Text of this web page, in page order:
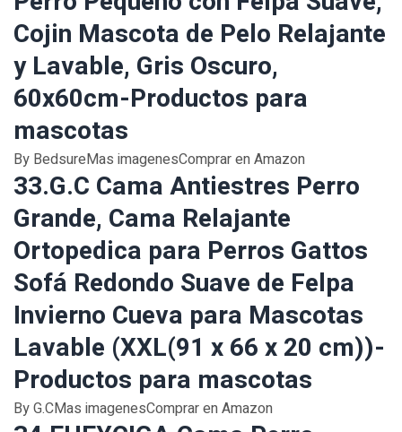
Cojin Mascota de Pelo Relajante
y Lavable, Gris Oscuro,
60x60cm-Productos para
mascotas
By BedsureMas imagenesComprar en Amazon
33.G.C Cama Antiestres Perro
Grande, Cama Relajante
Ortopedica para Perros Gattos
Sofá Redondo Suave de Felpa
Invierno Cueva para Mascotas
Lavable (XXL(91 x 66 x 20 cm))-
Productos para mascotas
By G.CMas imagenesComprar en Amazon